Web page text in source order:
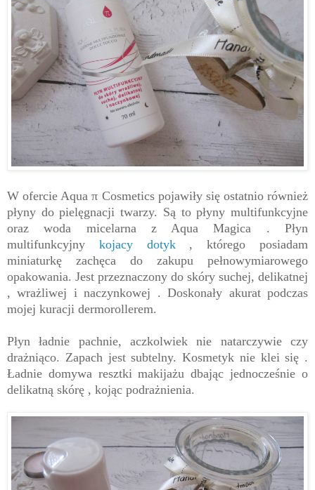
W ofercie Aquaπ Cosmetics pojawiły się ostatnio również
płyny do pielęgnacji twarzy. Są to płyny multifunkcyjne
oraz woda micelarna z Aqua Magica . Płyn
multifunkcyjny kojacy dotyk, którego posiadam
miniaturkę zachęca do zakupu pełnowymiarowego
opakowania. Jest przeznaczony do skóry suchej, delikatnej
, wrażliwej i naczynkowej . Doskonały akurat podczas
mojej kuracji dermorollerem.
Płyn ładnie pachnie, aczkolwiek nie natarczywie czy
drażniąco. Zapach jest subtelny. Kosmetyk nie klei się .
Ładnie domywa resztki makijażu dbając jednocześnie o
delikatną skórę , kojąc podrażnienia.